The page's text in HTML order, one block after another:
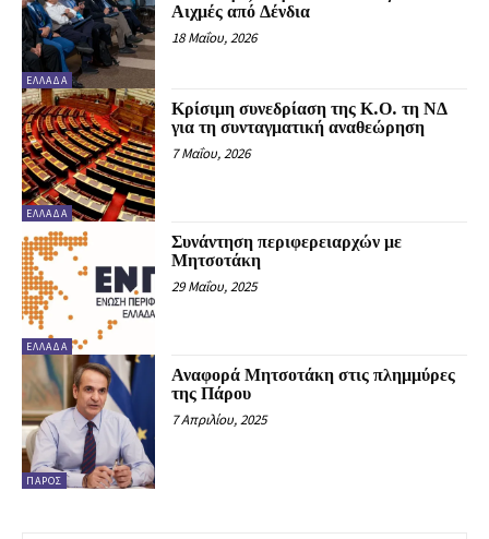
ΕΛΛΆΔΑ
Αιχμές από Δένδια
18 Μαΐου, 2026
ΕΛΛΆΔΑ
Κρίσιμη συνεδρίαση της Κ.Ο. τη ΝΔ
για τη συνταγματική αναθεώρηση
7 Μαΐου, 2026
ΕΛΛΆΔΑ
Συνάντηση περιφερειαρχών με
Μητσοτάκη
29 Μαΐου, 2025
ΠΆΡΟΣ
Αναφορά Μητσοτάκη στις πλημμύρες
της Πάρου
7 Απριλίου, 2025